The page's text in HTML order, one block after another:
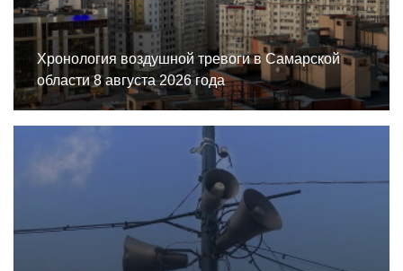
Хронология воздушной тревоги в Самарской
области 8 августа 2026 года